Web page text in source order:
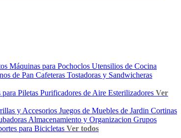
Máquinas para Pochoclos Utensilios de Cocina
de Pan Cafeteras Tostadoras y Sandwicheras
Piletas Purificadores de Aire Esterilizadores Ver
y Accesorios Juegos de Muebles de Jardin Cortinas
Almacenamiento y Organizacion Grupos
para Bicicletas Ver todos